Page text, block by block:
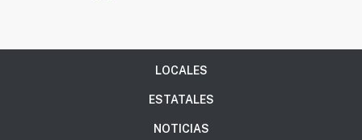
LOCALES
ESTATALES
NOTICIAS